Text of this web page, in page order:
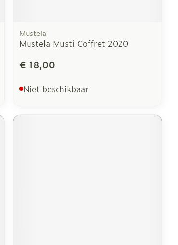
Mustela
Mustela Musti Coffret 2020
€ 18,00
Niet beschikbaar